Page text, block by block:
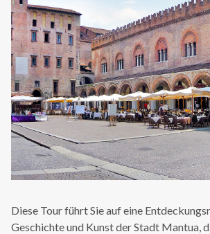
Diese Tour führt Sie auf eine
Geschichte und Kunst der Stadt Mantua,